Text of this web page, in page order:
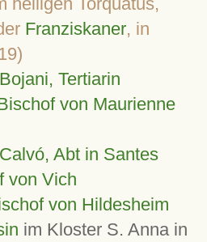
Franziskaner, in
Tertiarin
von Maurienne
Abt in Santes
von Vich
von Hildesheim
im Kloster S. Anna in